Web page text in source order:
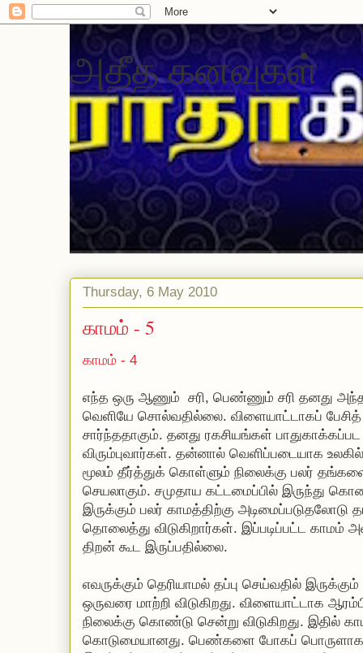
அதீத கனவுகள்
Thursday, 6 May 2010
காமம் - 5
காமம் - 4
எந்த ஒரு ஆணும் சரி, பெண்ணும் சரி தனது
வெளியே சொல்வதில்லை. விளையாட்டாகப் பேசித்
சார்ந்ததாகும். தனது ரகசியங்கள்
விரும்புவார்கள். தன்னால் வெளிப்படையாக
மூலம் தீர்த்துக் கொள்ளும் நிலைக்கு பலர்
செயலாகும். சமுதாய கட்டமைப்பில் இருந்து
இருக்கும் பலர் காமத்திற்கு
தொலைத்து விடுகிறார்கள். இப்படிப்பட்ட காமம்
திறன் கூட இருப்பதில்லை.
எவருக்கும் தெரியாமல் தப்பு செய்வதில்
ஒருவரை மாற்றி விடுகிறது. விளையாட்டாக
நிலைக்கு கொண்டு சென்று விடுகிறது. இதில்
கொடுமையானது. பெண்களை போகப்